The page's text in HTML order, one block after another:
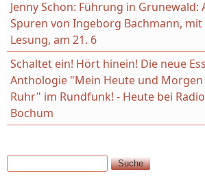
Jenny Schon: Führung in Grunewald:
Spuren von Ingeborg Bachmann,
Lesung, am 21. 6
Schaltet ein! Hört hinein! Die neue
Anthologie "Mein Heute und
Ruhr" im Rundfunk! - Heute bei Radio
Bochum
Suchformular
Suche